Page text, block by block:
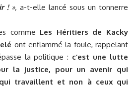
!», a-t-elle lancé sous un tonnerre
comme Les Héritiers de Kacky
ont enflammé la foule, rappelant
la politique : c’est une lutte
la justice, pour un avenir qui
travaillent et non à ceux qui